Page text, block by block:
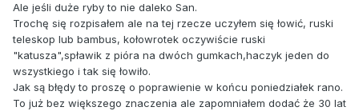
Ale jeśli duże ryby to nie daleko San.
Trochę się rozpisałem ale na tej rzecze uczyłem się łowić, ruski
teleskop lub bambus, kołowrotek oczywiście ruski
"katusza",spławik z pióra na dwóch gumkach,haczyk jeden do
wszystkiego i tak się łowiło.
Jak są błędy to proszę o poprawienie w końcu poniedziałek rano.
To już bez większego znaczenia ale zapomniałem dodać że 30 lat